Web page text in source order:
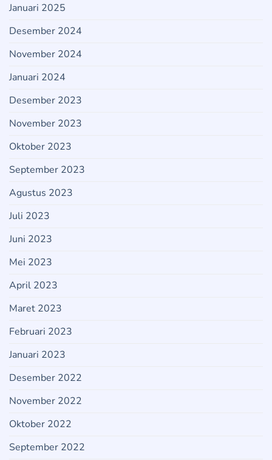
Januari 2025
Desember 2024
November 2024
Januari 2024
Desember 2023
November 2023
Oktober 2023
September 2023
Agustus 2023
Juli 2023
Juni 2023
Mei 2023
April 2023
Maret 2023
Februari 2023
Januari 2023
Desember 2022
November 2022
Oktober 2022
September 2022